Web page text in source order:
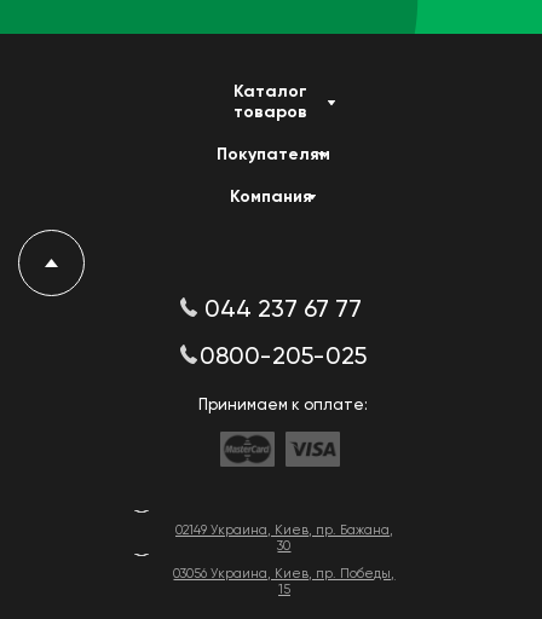
02149 Украина, Киев, пр. Бажана,
30
03056 Украина, Киев, пр. Победы,
15
Каталог
товаров
Покупателям
Компания
044 237 67 77
0800-205-025
Принимаем к оплате: